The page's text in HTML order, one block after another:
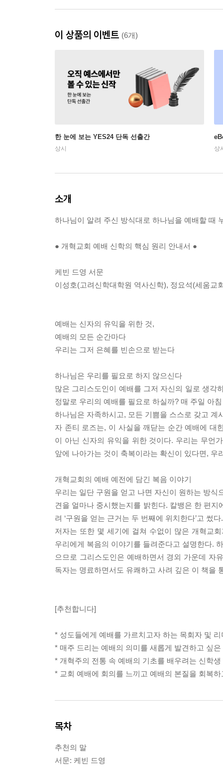
이 상품의 이벤트 (6개)
한 눈에 보는 YES24 단독 선출간
상시 상
소개
하나님이 알려 주신 방식대로 하나님을 예배할 때
● 개혁교회 예배 신학의 핵심 원리 안내서 ●
케빈 드영 서문
이성호(고려신학대학원 역사신학), 정요석(세움교
예배는 신자의 유익을 위한 것,
예배의 모든 순간마다
우리는 그저 은혜를 빈손으로 받는다
하나님은 우리를 필요로 하지 않으신다
많은 그리스도인이 예배를 그저 자신의 일로 생각
정말로 우리의 예배를 필요로 하실까? 매 주일 아
하나님은 자족하시고, 모든 기쁨을 스스로 갖고
자 존티 로즈는, 이 사실을 깨닫는 순간 예배에 대
이 아닌 신자의 유익을 위한 것이다. 우리는 무언
앞에 나아가는 것이 축복이라는 확신이 있다면, 우
개혁교회의 예배 예전에 담긴 복음 이야기
우리는 일단 구원을 얻고 나면 자신이 원하는 방
견을 얼마나 중시했는지를 밝힌다. 칼뱅은 한 편지
려 ‘구원을 얻는 근거는 두 번째에 위치한다’고 썼
저자는 또한 몇 세기에 걸쳐 수없이 많은 개혁교
우리에게 복음의 이야기를 들려준다고 설명한다.
으므로 그리스도인은 예배하면서 경외 가운데 자
독자는 명료하면서도 유쾌하고 사려 깊은 이 책을
[추천합니다]
* 성도들에게 예배를 가르치고자 하는 목회자 및 리
* 매주 드리는 예배의 의미를 새롭게 발견하고 싶은
* 개혁주의 전통 속 예배의 기초를 배우려는 신학생
* 교회 예배에 회의를 느끼고 예배의 본질을 회복
목차
추천의 말
서문: 케빈 드영